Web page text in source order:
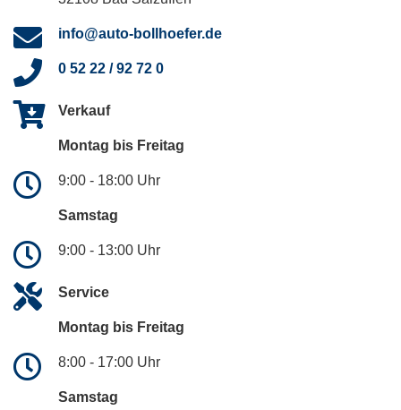
info@auto-bollhoefer.de
0 52 22 / 92 72 0
Verkauf
Montag bis Freitag
9:00 - 18:00 Uhr
Samstag
9:00 - 13:00 Uhr
Service
Montag bis Freitag
8:00 - 17:00 Uhr
Samstag